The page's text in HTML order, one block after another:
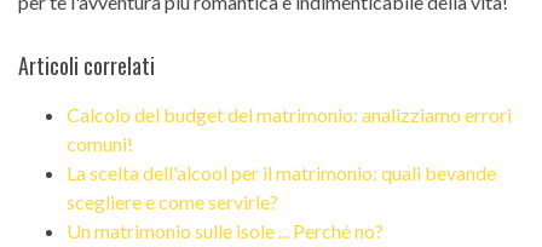
Articoli correlati
Calcolo del budget del matrimonio: analizziamo errori
comuni!
La scelta dell'alcool per il matrimonio: quali bevande
scegliere e come servirle?
Un matrimonio sulle isole ... Perché no?